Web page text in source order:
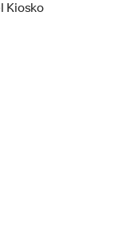
Kiosko